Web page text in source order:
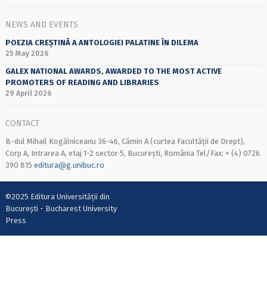
NEWS AND EVENTS
POEZIA CREȘTINĂ A ANTOLOGIEI PALATINE ÎN DILEMA
25 May 2026
GALEX NATIONAL AWARDS, AWARDED TO THE MOST ACTIVE
PROMOTERS OF READING AND LIBRARIES
29 April 2026
CONTACT
B-dul Mihail Kogălniceanu 36-46, Cămin A (curtea Facultății de Drept),
Corp A, Intrarea A, etaj 1-2 sector 5, București, România Tel/Fax: + (4) 0726
390 815 editura@g.unibuc.ro
©2025 Editura Universității din
București - Bucharest University
Press